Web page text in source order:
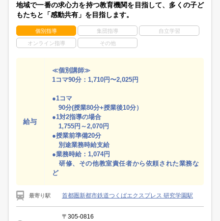
地域で一番の求心力を持つ教育機関を目指して、多くの子ど
もたちと「感動共有」を目指します。
個別指導 集団指導 自立学習
オンライン指導 その他
給与
≪個別講師≫
1コマ90分：1,710円〜2,025円
●1コマ
90分(授業80分+授業後10分）
●1対2指導の場合
1,755円～2,070円
●授業前準備20分
別途業務時給支給
●業務時給：1,074円
研修、その他教室責任者から依頼された業務な
ど
最寄り駅 首都圏新都市鉄道つくばエクスプレス 研究学園駅
〒305-0816